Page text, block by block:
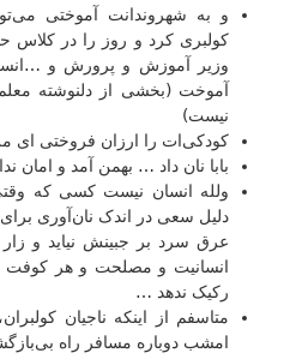
و به شهروندانت آموختی
کولبری کرد و روز را در کلاس
وزیر آموزش و پرورش و
آموخت (بخشی از دلنوشته
نیست)
کودکی‌ات را ارزان فروختی ای
بابا نان داد … بهمن آمد و امان
ولله انسان نیست کسی که
دلیل سعی در اندک نان‌آوری
عرق سرد بر جبینش نیاید و
انسانیت و مصلحت و هر
رکیک ندهد …
متاسفم از اینکە ناجیان
امشب دوبارە مسافر راە